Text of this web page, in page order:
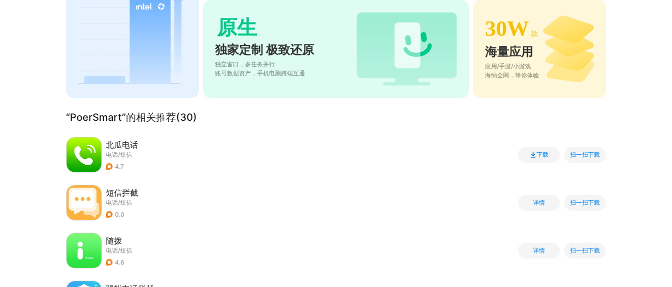
原生
独家定制 极致还原
独立窗口，多任务并行
账号数据资产，手机电脑跨端互通
30W 款
海量应用
应用/手游/小游戏
海纳全网，等你体验
“PoerSmart”的相关推荐(30)
北瓜电话
电话/短信
4.7
下载 扫一扫下载
短信拦截
电话/短信
0.0
详情 扫一扫下载
随拨
电话/短信
4.6
详情 扫一扫下载